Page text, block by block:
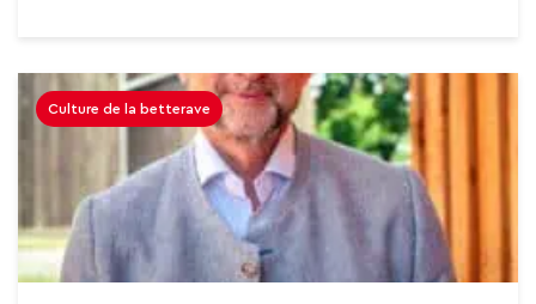
Culture de la betterave